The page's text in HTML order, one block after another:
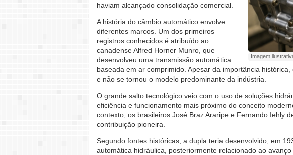
Imagem
haviam alcançado consolidação comercial.
A história do câmbio automático envolve
diferentes marcos. Um dos primeiros
registros conhecidos é atribuído ao
canadense Alfred Horner Munro, que
desenvolveu uma transmissão automática
baseada em ar comprimido. Apesar da importância
e não se tornou o modelo predominante da indústria.
O grande salto tecnológico veio com o uso de soluções
eficiência e funcionamento mais próximo do conceito
contexto, os brasileiros José Braz Araripe e Fernando Iehly
contribuição pioneira.
Segundo fontes históricas, a dupla teria desenvolvido, em
automática hidráulica, posteriormente relacionado ao